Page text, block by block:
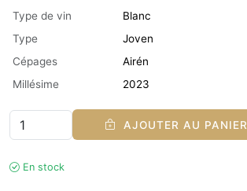
Type de vin
Blanc
Type
Joven
Cépages
Airén
Millésime
2023
AJOUTER AU PANIER
En stock